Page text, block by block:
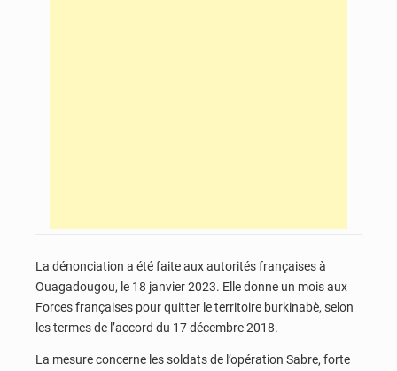
La dénonciation a été faite aux autorités françaises à
Ouagadougou, le 18 janvier 2023. Elle donne un mois aux
Forces françaises pour quitter le territoire burkinabè, selon
les termes de l’accord du 17 décembre 2018.
La mesure concerne les soldats de l’opération Sabre, forte